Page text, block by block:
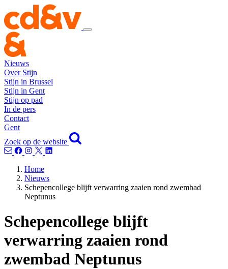
Nieuws
Over Stijn
Stijn in Brussel
Stijn in Gent
Stijn op pad
In de pers
Contact
Gent
Zoek op de website
Home
Nieuws
Schepencollege blijft verwarring zaaien rond zwembad
Neptunus
Schepencollege blijft
verwarring zaaien rond
zwembad Neptunus